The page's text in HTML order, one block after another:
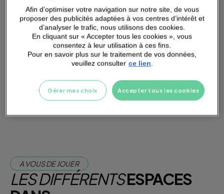
PARKINGA PROXIMITÉ
Je m'abonne dès maintenant
Je teste la salle
A VOUS DE JOUER
LES DIFFÉRENTSESPACES
Afin d’optimiser votre navigation sur notre site, de vous
proposer des publicités adaptées à vos centres d’intérêt et
d’analyser le trafic, nous utilisons des cookies.
En cliquant sur « Accepter tous les cookies », vous
consentez à leur utilisation à ces fins.
Pour en savoir plus sur le traitement de vos données,
veuillez consulter ce lien.
Accepter tous les cookies
Gérer mes choix